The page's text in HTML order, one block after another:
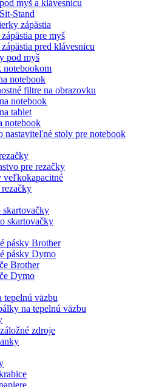
myš a klávesnicu
Stand
zápästia
pre myš
pred klávesnicu
pod myš
notebookom
notebook
filtre na obrazovku
notebook
tablet
notebook
nastaviteľné stoly pre notebook
pre rezačky
veľkokapacitné
skartovačky
skartovačky
pásky Brother
pásky Dymo
Brother
Dymo
tepelnú väzbu
na tepelnú väzbu
zdroje